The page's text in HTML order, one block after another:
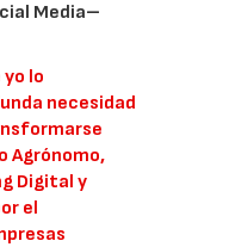
Media–
lo
necesidad
Agrónomo,
Digital y
el